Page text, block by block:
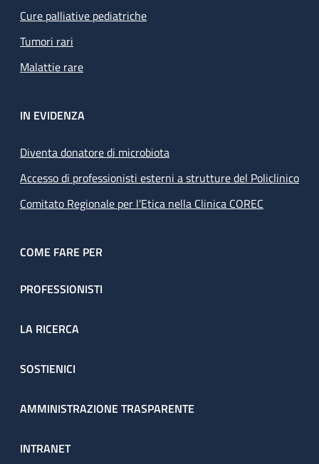
Cure palliative pediatriche
Tumori rari
Malattie rare
IN EVIDENZA
Diventa donatore di microbiota
Accesso di professionisti esterni a strutture del Policlinico
Comitato Regionale per l’Etica nella Clinica COREC
COME FARE PER
PROFESSIONISTI
LA RICERCA
SOSTIENICI
AMMINISTRAZIONE TRASPARENTE
INTRANET